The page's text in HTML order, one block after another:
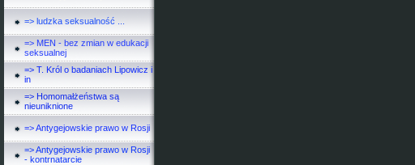
=> ludzka seksualność ...
=> MEN - bez zmian w edukacji
seksualnej
=> T. Król o badaniach Lipowicz i
in
=> Homomałżeństwa są
nieuniknione
=> Antygejowskie prawo w Rosji
=> Antygejowskie prawo w Rosji
- kontrnatarcie